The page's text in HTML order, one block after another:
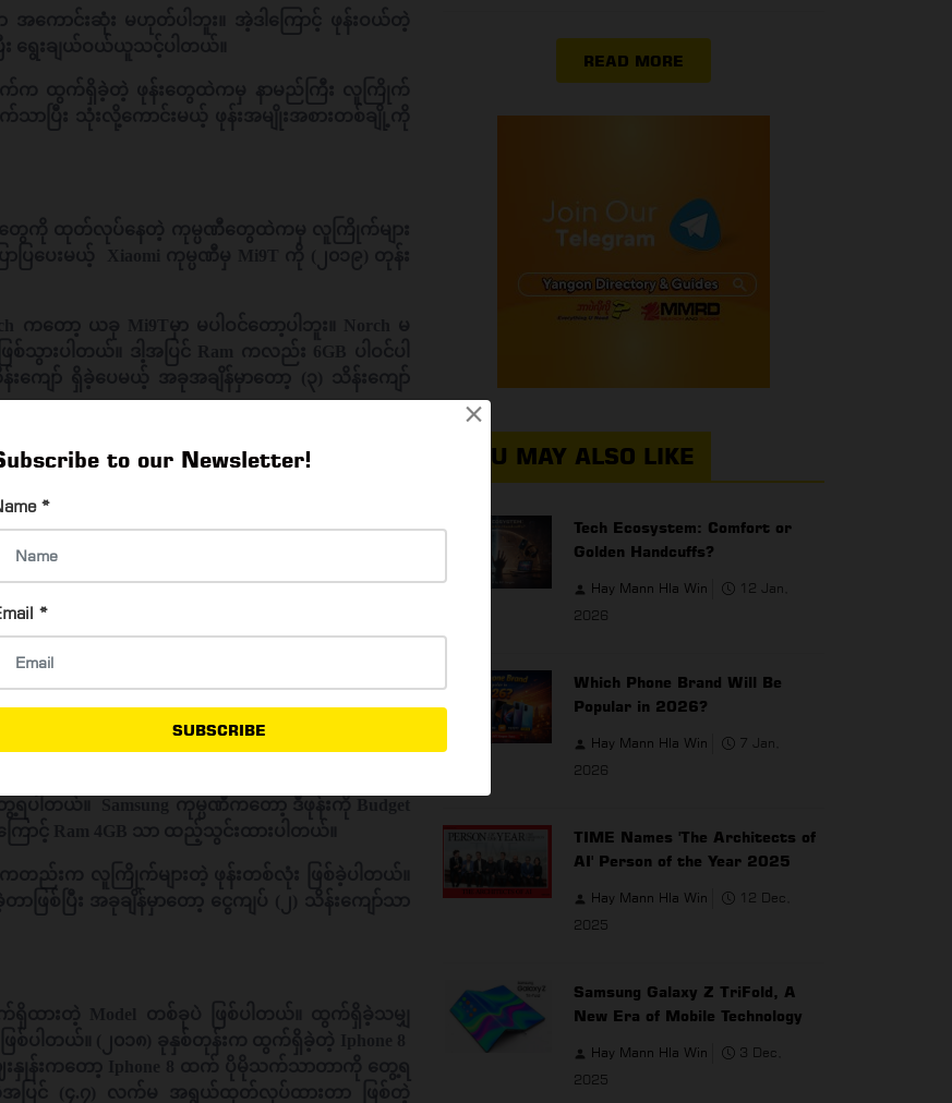
×
to our Newsletter!
*
*
SUBSCRIBE
ကောင်းဆုံး မဟုတ်ပါဘူး။ အဲ့ဒါကြောင့် ဖုန်းဝယ်တဲ့
း ရွေးချယ်ဝယ်ယူသင့်ပါတယ်။
လောက်က ထွက်ရှိခဲ့တဲ့ ဖုန်းတွေထဲကမှ နာမည်ကြီး လူကြိုက်
သာပြီး သုံးလို့ကောင်းမယ့် ဖုန်းအမျိုးအစားတစ်ချို့ကို
ားတွေကို ထုတ်လုပ်နေတဲ့ ကုမ္ပဏီတွေထဲကမှ လူကြိုက်များ
ပြပေးမယ့် Xiaomi ကုမ္ပဏီမှ Mi9T ကို (၂၀၁၉) တုန်း
ကတော့ ယခု Mi9Tမှာ မပါဝင်တော့ပါဘူး။ Norch မ
ြစ်သွားပါတယ်။ ဒါ့အပြင် Ram ကလည်း 6GB ပါဝင်ပါ
ျော် ရှိခဲ့ပေမယ့် အခုအချိန်မှာတော့ (၃) သိန်းကျော်
) လက်မနဲ့ Full Display ရှိတဲ့ ဖုန်းတစ်လုံး ဖြစ်ပါတယ်။
င်မရာ Quality အရလည်း စိတ်ကျေနပ်စရာ ဖြစ်စေမှာ
အကောင်းဆုံး Back-Up ပေးနိုင်တာမို့ Game ဆော့တဲ့သူ
ာ ဖြစ်ပြီး စစထွက်ခြင်း ဈေးနှုန်းအနေနဲ့ (၄) သိန်း
ဆိုရင်တော့ (၃)သိန်းကျော်သာ ကျသင့်တော့မှာပါ။
ဈေးအသက်သာဆုံး ဖုန်းအမျိုးအစားတစ်ခု ဖြစ်ပါတယ်။
းပြီး Finger-Reader System ကိုလည်း ဖုန်းရဲ့ အနောက်
Len ပါဝင်တာမို့ ဓာတ်ပုံရိုက်တဲ့အခါ အရင်က ထွက်
ပါတယ်။ Samsung ကုမ္ပဏီကတော့ ဒီဖုန်းကို Budget
ောင့် Ram 4GB သာ ထည့်သွင်းထားပါတယ်။
ကတည်းက လူကြိုက်များတဲ့ ဖုန်းတစ်လုံး ဖြစ်ခဲ့ပါတယ်။
ာဖြစ်ပြီး အခုချိန်မှာတော့ ငွေကျပ် (၂) သိန်းကျော်သာ
ရှိထားတဲ့ Model တစ်ခုပဲ ဖြစ်ပါတယ်။ ထွက်ရှိခဲ့သမျှ
စ်ပါတယ်။ (၂၀၁၈) ခုနှစ်တုန်းက ထွက်ရှိခဲ့တဲ့ Iphone 8
းနှုန်းကတော့ Iphone 8 ထက် ပိုမိုသက်သာတာကို ‌တွေ့ရ
တဲ့အပြင် (၄.၇) လက်မ အရွယ်ထုတ်လုပ်ထားတာ ဖြစ်တဲ့
READ MORE
YOU MAY ALSO LIKE
Tech Ecosystem: Comfort or
Golden Handcuffs?
Hay Mann Hla Win
12 Jan,
2026
Which Phone Brand Will Be
Popular in 2026?
Hay Mann Hla Win
7 Jan,
2026
TIME Names 'The Architects of
AI' Person of the Year 2025
Hay Mann Hla Win
12 Dec,
2025
Samsung Galaxy Z TriFold, A
New Era of Mobile Technology
Hay Mann Hla Win
3 Dec,
2025